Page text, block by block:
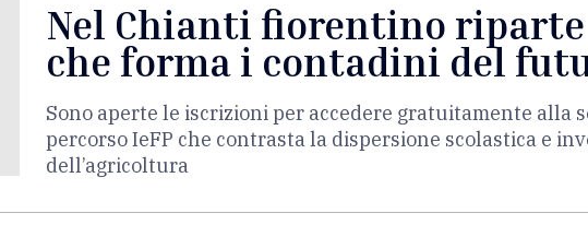
Nel Chianti fiorentino
che forma i contadini del
Sono aperte le iscrizioni per accedere gratuitamente alla
percorso IeFP che contrasta la dispersione scolastica e
dell’agricoltura